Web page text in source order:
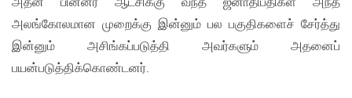
அலங்கோலமான முறைக்கு இன்னும் பல பகுதிகளைச் சேர்த்து
இன்னும் அசிங்கப்படுத்தி அவர்களும் அதனைப்
பயன்படுத்திக்கொண்டனர்.